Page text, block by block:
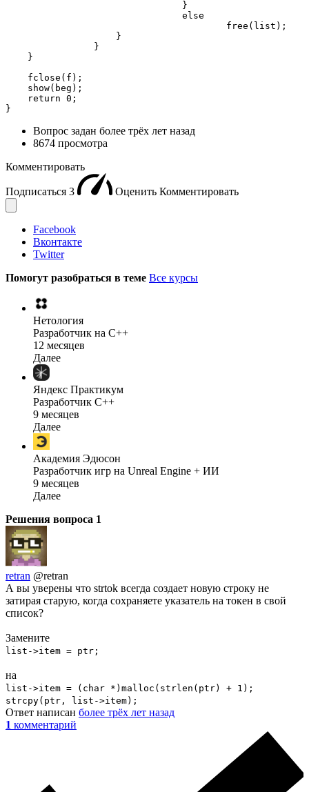
    }
    fclose(f);
    show(beg);
    return 0;
}
Вопрос задан более трёх лет назад
8674 просмотра
Комментировать
Подписаться 3 Оценить Комментировать
Facebook
Вконтакте
Twitter
Помогут разобраться в теме Все курсы
Нетология
Разработчик на C++
12 месяцев
Далее
Яндекс Практикум
Разработчик C++
9 месяцев
Далее
Академия Эдюсон
Разработчик игр на Unreal Engine + ИИ
9 месяцев
Далее
Решения вопроса 1
retran @retran
А вы уверены что strtok всегда создает новую строку не
затирая старую, когда сохраняете указатель на токен в свой
список?
Замените
list->item = ptr;
на
list->item = (char *)malloc(strlen(ptr) + 1);
strcpy(ptr, list->item);
Ответ написан более трёх лет назад
1 комментарий